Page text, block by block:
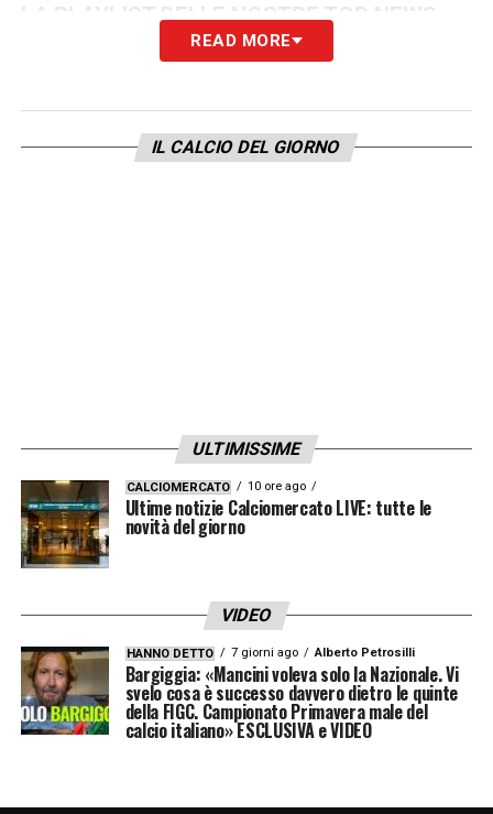
LA PLAYLIST DELLE NOSTRE TOP NEWS
READ MORE
IL CALCIO DEL GIORNO
ULTIMISSIME
CALCIOMERCATO 10 ore ago
Ultime notizie Calciomercato LIVE: tutte le
novità del giorno
VIDEO
HANNO DETTO 7 giorni ago Alberto Petrosilli
Bargiggia: «Mancini voleva solo la Nazionale. Vi
svelo cosa è successo davvero dietro le quinte
della FIGC. Campionato Primavera male del
calcio italiano» ESCLUSIVA e VIDEO